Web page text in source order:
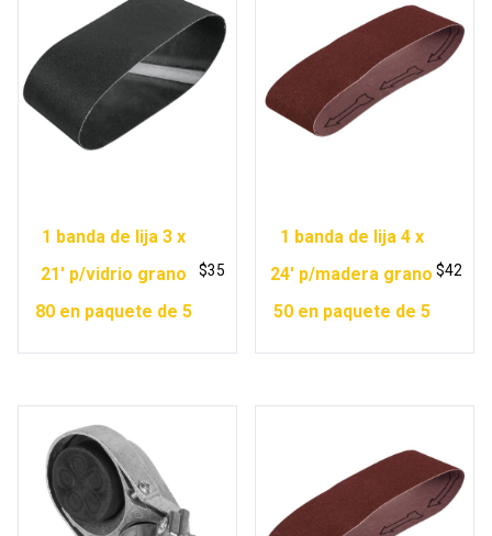
1 banda de lija 3 x
21′ p/vidrio grano
80 en paquete de 5
$35
1 banda de lija 4 x
24′ p/madera grano
50 en paquete de 5
$42